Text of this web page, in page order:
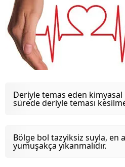
Deriyle temas eden kimyasal
sürede deriyle teması
Bölge bol tazyiksiz suyla, en
yumuşakça yıkanmalıdır.